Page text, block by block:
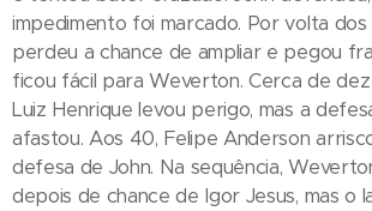
impedimento foi marcado. Por volta dos
perdeu a chance de ampliar e pegou
ficou fácil para Weverton. Cerca de
Luiz Henrique levou perigo, mas a
afastou. Aos 40, Felipe Anderson
defesa de John. Na sequência,
depois de chance de Igor Jesus, mas o